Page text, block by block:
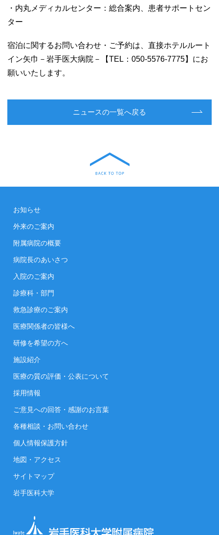
・内丸メディカルセンター：総合案内、患者サポートセン
ター
宿泊に関するお問い合わせ・ご予約は、直接ホテルルート
イン矢巾－岩手医大病院－【TEL：050-5576-7775】にお
願いいたします。
ニュースの一覧へ戻る
お知らせ
外来のご案内
附属病院の概要
病院長のあいさつ
入院のご案内
診療科・部門
救急診療のご案内
医療関係者の皆様へ
研修を希望の方へ
施設紹介
医療の質の評価・公表について
採用情報
ご意見への回答・感謝のお言葉
各種相談・お問い合わせ
個人情報保護方針
地図・アクセス
サイトマップ
岩手医科大学